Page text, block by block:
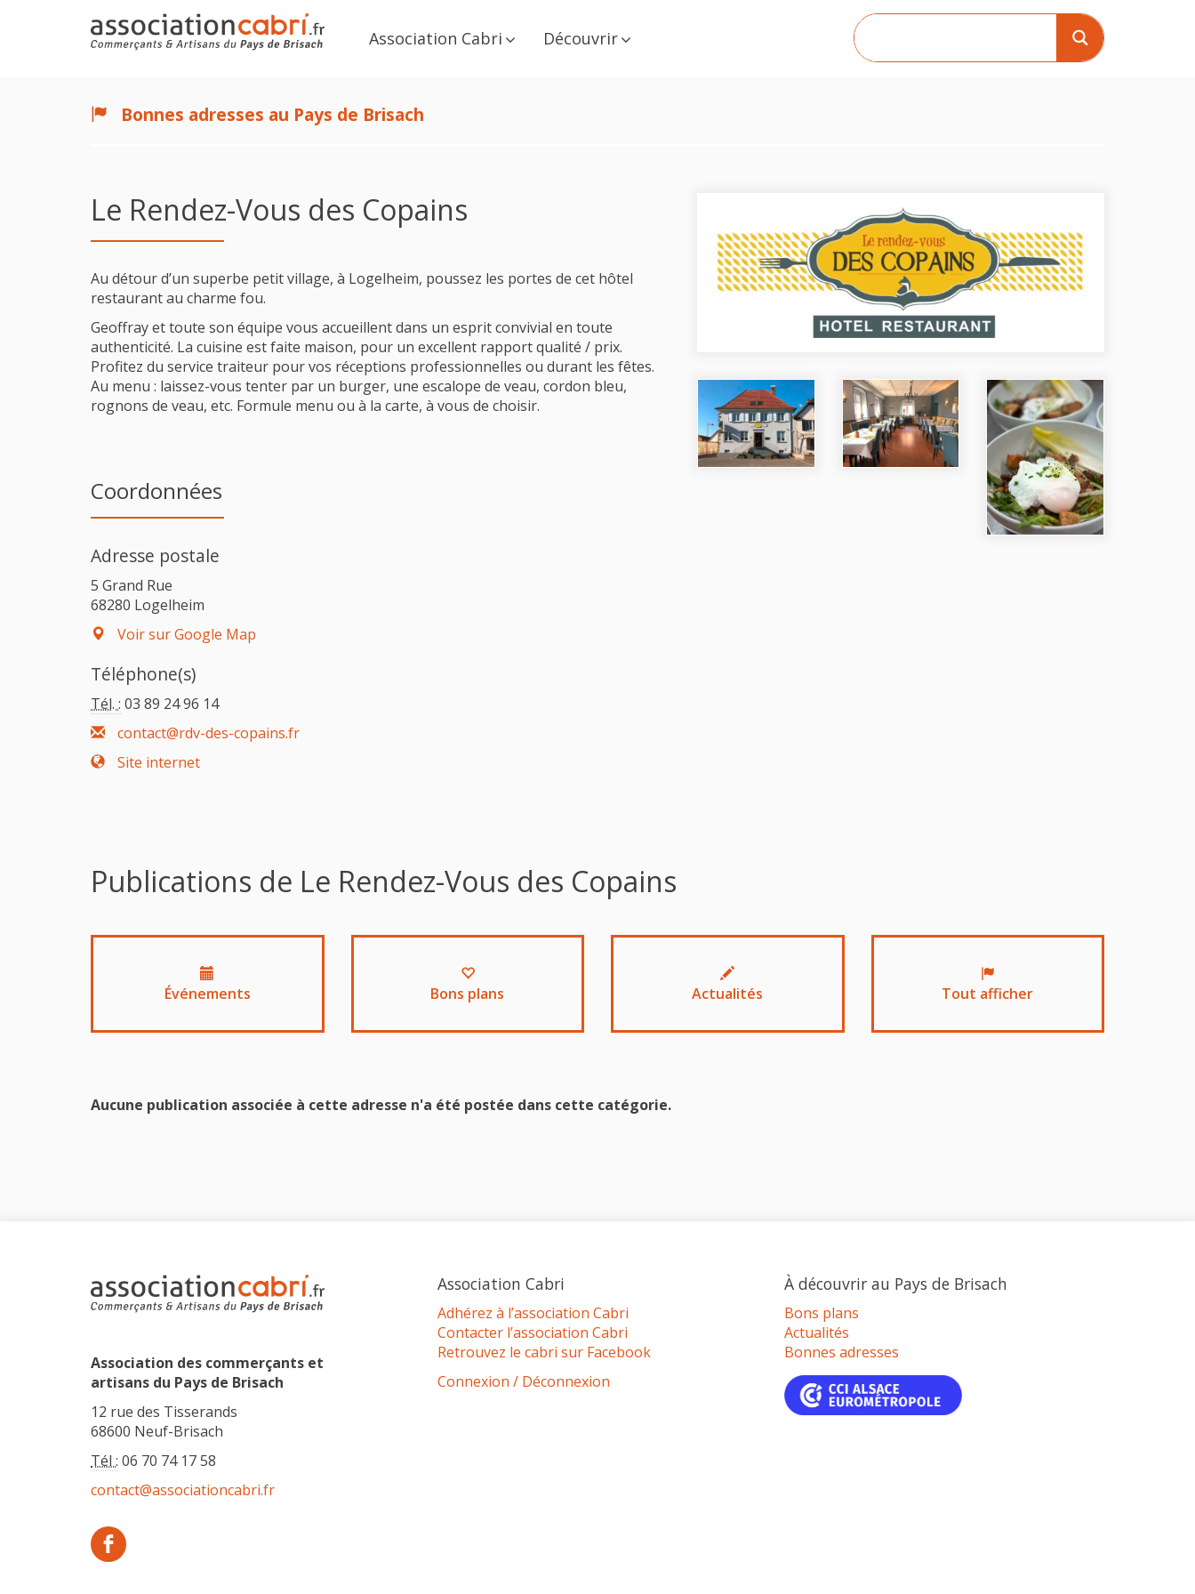
Association Cabri Découvrir
Bonnes adresses au Pays de Brisach
Le Rendez-Vous des Copains
Au détour d’un superbe petit village, à Logelheim, poussez les portes de cet hôtel
restaurant au charme fou.
Geoffray et toute son équipe vous accueillent dans un esprit convivial en toute
authenticité. La cuisine est faite maison, pour un excellent rapport qualité / prix.
Profitez du service traiteur pour vos réceptions professionnelles ou durant les fêtes.
Au menu : laissez-vous tenter par un burger, une escalope de veau, cordon bleu,
rognons de veau, etc. Formule menu ou à la carte, à vous de choisir.
Coordonnées
Adresse postale
5 Grand Rue
68280 Logelheim
Voir sur Google Map
Téléphone(s)
Tél. : 03 89 24 96 14
contact@rdv-des-copains.fr
Site internet
Publications de Le Rendez-Vous des Copains
Événements Bons plans Actualités Tout afficher
Aucune publication associée à cette adresse n'a été postée dans cette catégorie.
Association des commerçants et
artisans du Pays de Brisach
12 rue des Tisserands
68600 Neuf-Brisach
Tél : 06 70 74 17 58
contact@associationcabri.fr
Association Cabri
Adhérez à l’association Cabri
Contacter l’association Cabri
Retrouvez le cabri sur Facebook
Connexion / Déconnexion
À découvrir au Pays de Brisach
Bons plans
Actualités
Bonnes adresses